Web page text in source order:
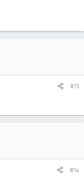
#13
#14